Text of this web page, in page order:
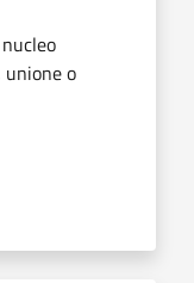
o